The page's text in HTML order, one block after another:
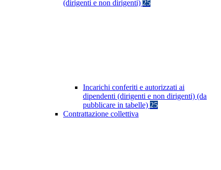
(dirigenti e non dirigenti) 25
Incarichi conferiti e autorizzati ai
dipendenti (dirigenti e non dirigenti) (da
pubblicare in tabelle) 25
Contrattazione collettiva